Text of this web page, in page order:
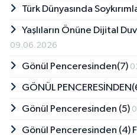
Türk Dünyasında
Yaşlıların Önüne Dijital
09.06.2026
Gönül Penceresinden(7)
GÖNÜL
Gönül Penceresinden (5)
Gönül Penceresinden (4)